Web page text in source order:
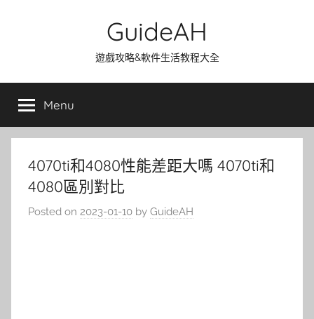
GuideAH
遊戲攻略&軟件生活教程大全
Menu
4070ti和4080性能差距大嗎 4070ti和
4080區別對比
Posted on 2023-01-10 by GuideAH